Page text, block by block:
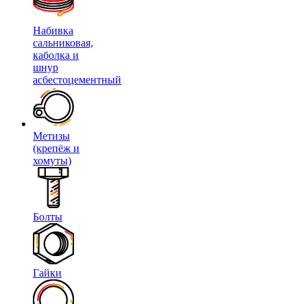
Набивка
сальниковая,
каболка и
шнур
асбестоцементный
Метизы
(крепёж и
хомуты)
Болты
Гайки